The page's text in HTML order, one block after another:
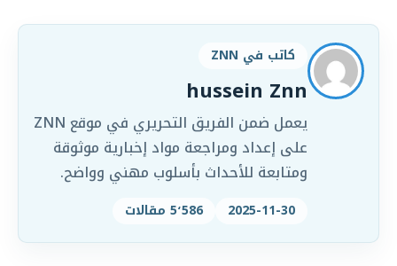
كاتب في ZNN
hussein Znn
يعمل ضمن الفريق التحريري في موقع ZNN
على إعداد ومراجعة مواد إخبارية موثوقة
ومتابعة للأحداث بأسلوب مهني وواضح.
2025-11-30 5٬586 مقالات